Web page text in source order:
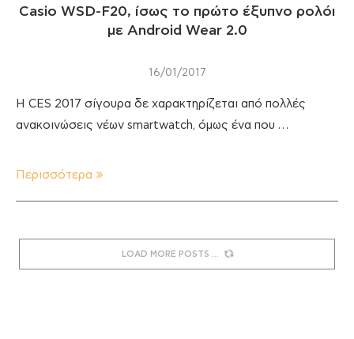
Casio WSD-F20, ίσως το πρώτο έξυπνο ρολόι
με Android Wear 2.0
16/01/2017
Η CES 2017 σίγουρα δε χαρακτηρίζεται από πολλές
ανακοινώσεις νέων smartwatch, όμως ένα που …
Περισσότερα
LOAD MORE POSTS